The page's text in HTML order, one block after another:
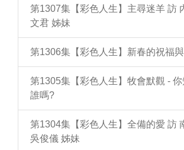
第1307集【彩色人生】主尋迷羊 訪
文君 姊妹
第1306集【彩色人生】新春的祝福
第1305集【彩色人生】牧會默觀 -
誰嗎?
第1304集【彩色人生】全備的愛 訪
吳俊儀 姊妹